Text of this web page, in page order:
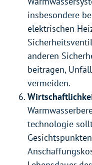
insbesondere
elektrischen
anderen
beitragen,
vermeiden.
technologie